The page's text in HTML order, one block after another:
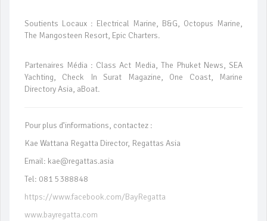
Soutients Locaux : Electrical Marine, B&G, Octopus Marine,
The Mangosteen Resort, Epic Charters.
Partenaires Média : Class Act Media, The Phuket News, SEA
Yachting, Check In Surat Magazine, One Coast, Marine
Directory Asia, aBoat.
Pour plus d’informations, contactez :
Kae Wattana Regatta Director, Regattas Asia
Email: kae@regattas.asia
Tel: 081 5388848
https://www.facebook.com/BayRegatta
www.bayregatta.com